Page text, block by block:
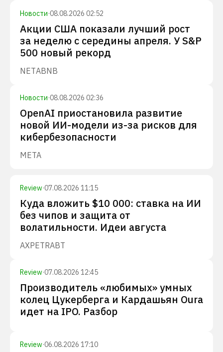
Новости·08.08.2026 02:52
Акции США показали лучший рост
за неделю с середины апреля. У S&P
500 новый рекорд
NETABNB
Новости·08.08.2026 02:36
OpenAI приостановила развитие
новой ИИ-модели из-за рисков для
кибербезопасности
META
Review·07.08.2026 11:15
Куда вложить $10 000: ставка на ИИ
без чипов и защита от
волатильности. Идеи августа
AXPETRABT
Review·07.08.2026 12:45
Производитель «любимых» умных
колец Цукерберга и Кардашьян Oura
идет на IPO. Разбор
Review·06.08.2026 17:10